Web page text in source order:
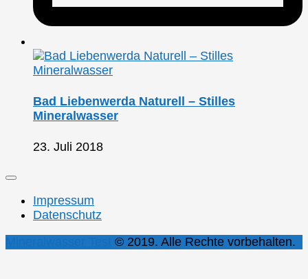
Bad Liebenwerda Naturell – Stilles
Mineralwasser
23. Juli 2018
Impressum
Datenschutz
© 2019. Alle Rechte vorbehalten.